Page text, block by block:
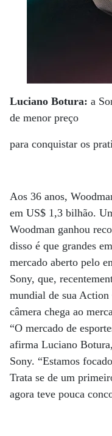
Luciano Botura: a
de menor preço
para conquistar os
Aos 36 anos,
em US$ 1,3 bilhão.
Woodman ganhou
disso é que grandes
mercado aberto pelo
Sony, que,
mundial de sua Action
câmera chega ao
“O mercado de
afirma Luciano
Sony. “Estamos
Trata se de um
agora teve pouca